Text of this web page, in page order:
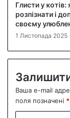
Глисти у котів:
розпізнати і
своєму
1 Листопада 2025
Ваша e-mail
поля позначені *